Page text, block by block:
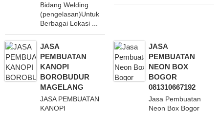
Bidang Welding
(pengelasan)Untuk
Berbagai Lokasi ...
JASA
PEMBUATAN
KANOPI
BOROBUDUR
MAGELANG
JASA PEMBUATAN
KANOPI
JASA
PEMBUATAN
NEON BOX
BOGOR
081310667192
Jasa Pembuatan
Neon Box Bogor